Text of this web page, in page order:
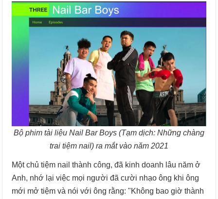
Bộ phim tài liệu Nail Bar Boys (Tạm dịch: Những chàng
trai tiệm nail) ra mắt vào năm 2021
Một chủ tiệm nail thành công, đã kinh doanh lâu năm ở
Anh, nhớ lại việc mọi người đã cười nhạo ông khi ông
mới mở tiệm và nói với ông rằng: "Không bao giờ thành